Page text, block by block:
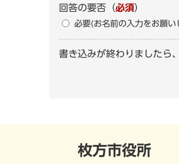
回答の要否 （必須）
必要(お名前の入力をお願い
書き込みが終わりましたら
枚方市役所